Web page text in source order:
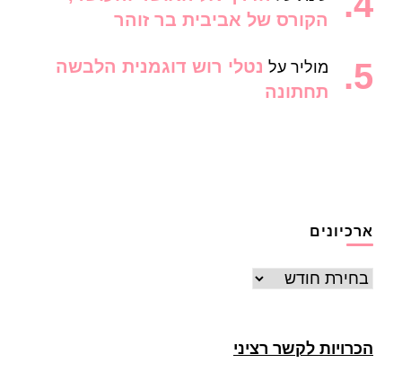
הקורס של אביבית בר זוהר
מוליר על נטלי רוש דוגמנית הלבשה
תחתונה
ארכיונים
ארכיונים
הכרויות לקשר רציני